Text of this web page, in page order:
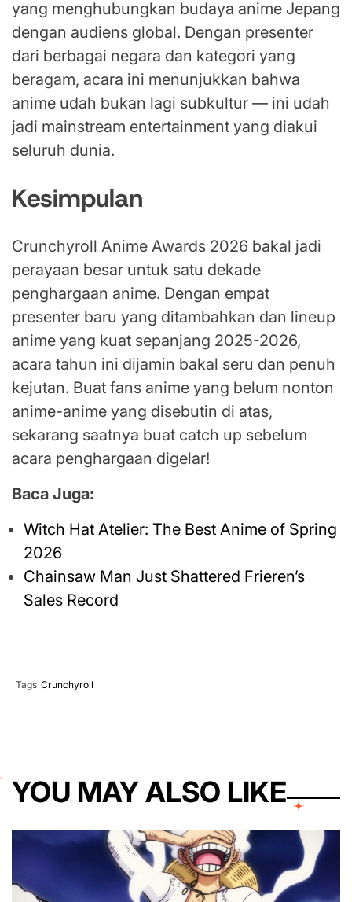
yang menghubungkan budaya anime Jepang
dengan audiens global. Dengan presenter
dari berbagai negara dan kategori yang
beragam, acara ini menunjukkan bahwa
anime udah bukan lagi subkultur — ini udah
jadi mainstream entertainment yang diakui
seluruh dunia.
Kesimpulan
Crunchyroll Anime Awards 2026 bakal jadi
perayaan besar untuk satu dekade
penghargaan anime. Dengan empat
presenter baru yang ditambahkan dan lineup
anime yang kuat sepanjang 2025-2026,
acara tahun ini dijamin bakal seru dan penuh
kejutan. Buat fans anime yang belum nonton
anime-anime yang disebutin di atas,
sekarang saatnya buat catch up sebelum
acara penghargaan digelar!
Baca Juga:
Witch Hat Atelier: The Best Anime of Spring
2026
Chainsaw Man Just Shattered Frieren’s
Sales Record
Tags Crunchyroll
YOU MAY ALSO LIKE